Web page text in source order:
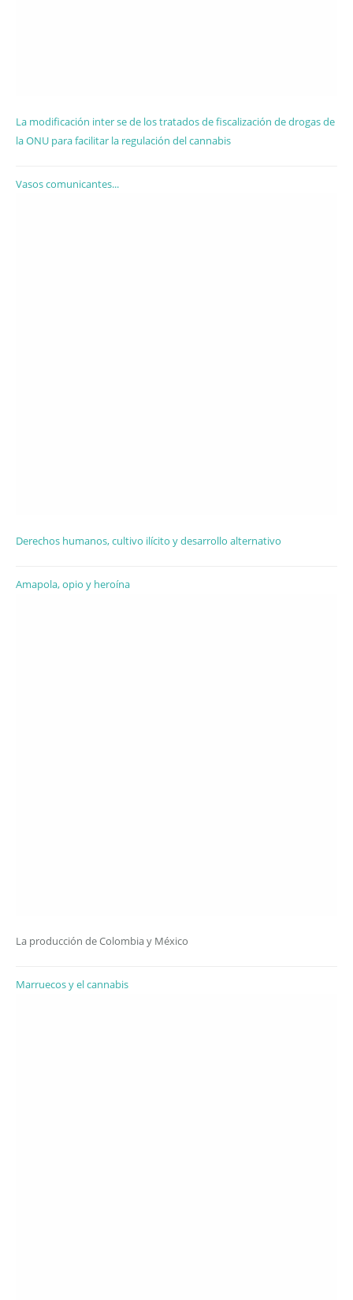
La modificación inter se de los tratados de fiscalización de drogas de
la ONU para facilitar la regulación del cannabis
Vasos comunicantes...
Derechos humanos, cultivo ilícito y desarrollo alternativo
Amapola, opio y heroína
La producción de Colombia y México
Marruecos y el cannabis